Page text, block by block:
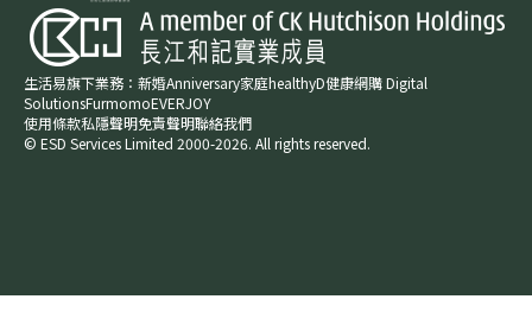
生活易旗下業務： 新婚​Anniversary​家庭​healthyD​健康網購Digital
SolutionsFurmomoEVERJOY​
使用條款私隱聲明免責聲明聯絡我們
© ESD Services Limited 2000-2026. All rights reserved.